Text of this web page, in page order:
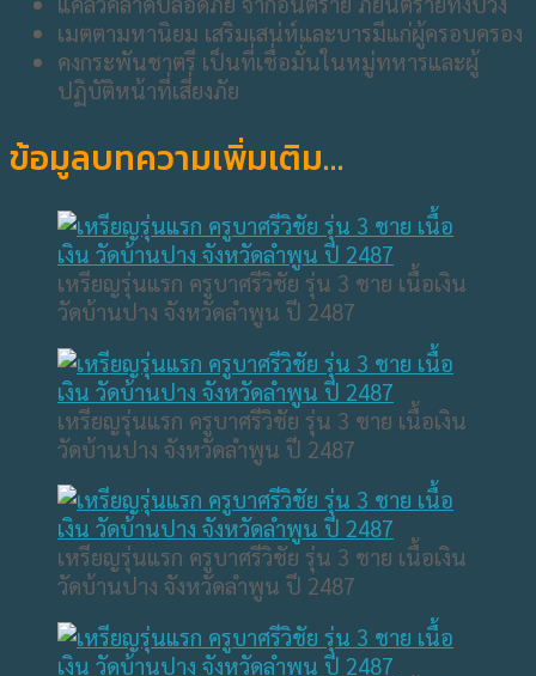
เมตตามหานิยม เสริมเสน่ห์และบารมีแก่ผู้ครอบครอง
คงกระพันชาตรี เป็นที่เชื่อมั่นในหมู่ทหารและผู้
ปฏิบัติหน้าที่เสี่ยงภัย
ข้อมูลบทความเพิ่มเติม…
เหรียญรุ่นแรก ครูบาศรีวิชัย รุ่น 3 ชาย เนื้อเงิน
วัดบ้านปาง จังหวัดลำพูน ปี 2487
เหรียญรุ่นแรก ครูบาศรีวิชัย รุ่น 3 ชาย เนื้อเงิน
วัดบ้านปาง จังหวัดลำพูน ปี 2487
เหรียญรุ่นแรก ครูบาศรีวิชัย รุ่น 3 ชาย เนื้อเงิน
วัดบ้านปาง จังหวัดลำพูน ปี 2487